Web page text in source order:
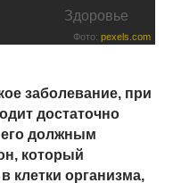
Здоровье
Фото: pexels.com
заболевание, при
достаточно
его должным
который
клетки организма,